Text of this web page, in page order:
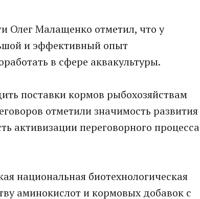
Олег Малащенко отметил, что у
и эффективный опыт
в сфере аквакультуры.
поставки кормов рыбохозяйствам
отметили значимость развития
активизации переговорного процесса
национальная биотехнологическая
аминокислот и кормовых добавок с